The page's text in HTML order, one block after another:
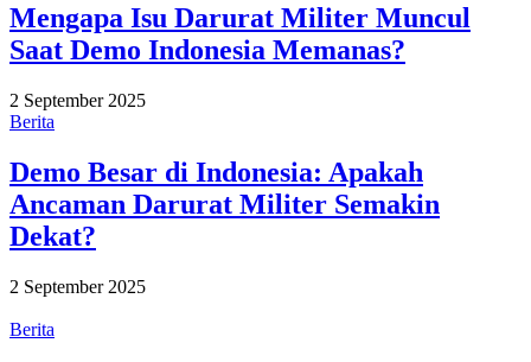
Mengapa Isu Darurat Militer Muncul
Saat Demo Indonesia Memanas?
2 September 2025
Berita
Demo Besar di Indonesia: Apakah
Ancaman Darurat Militer Semakin
Dekat?
2 September 2025
Berita